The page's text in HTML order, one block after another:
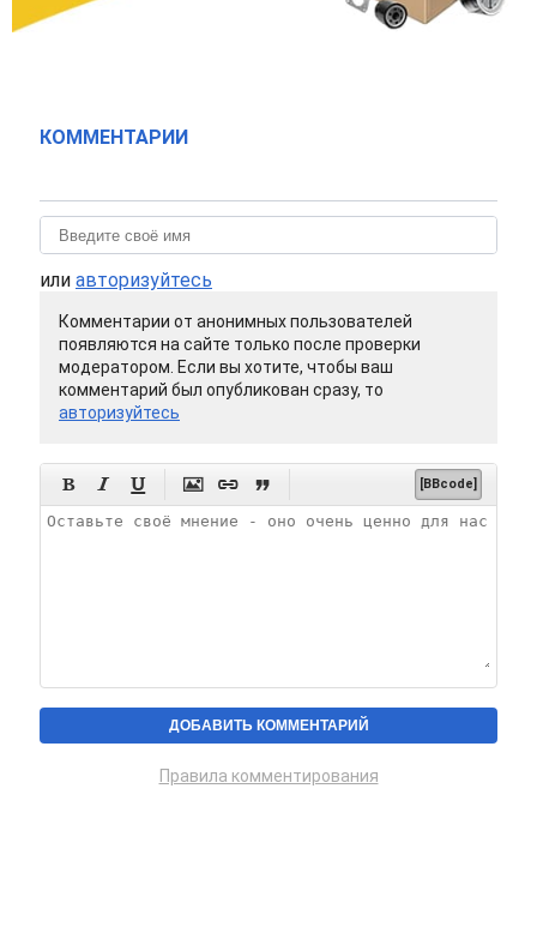
КОММЕНТАРИИ
или авторизуйтесь
Комментарии от анонимных пользователей
появляются на сайте только после проверки
модератором. Если вы хотите, чтобы ваш
комментарий был опубликован сразу, то
авторизуйтесь
      [BBcode]
Правила комментирования